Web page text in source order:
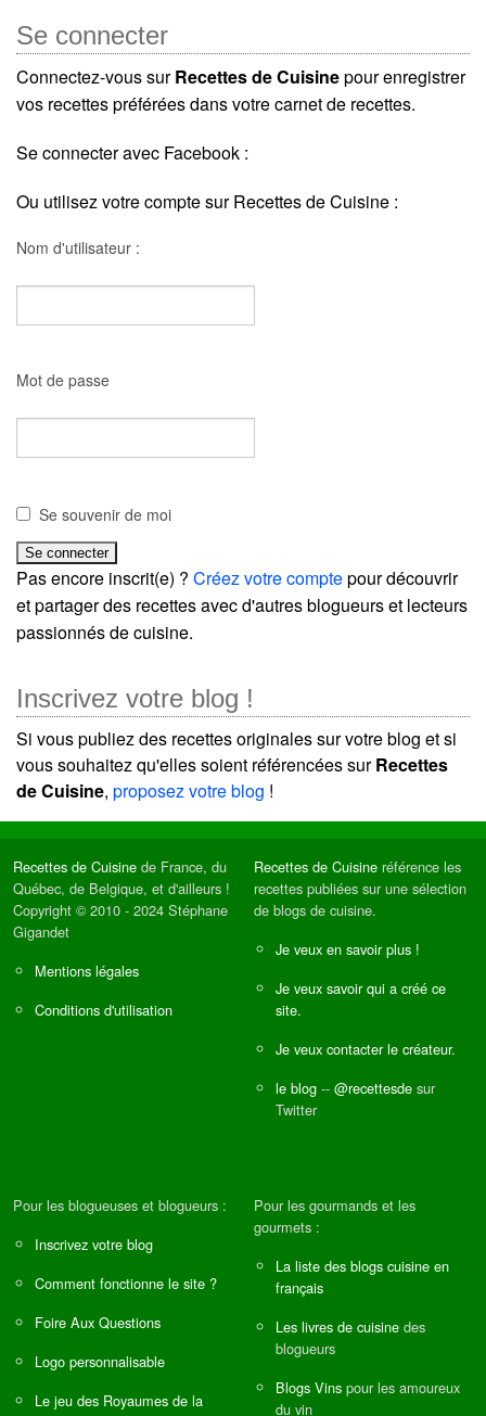
Se connecter
Connectez-vous surRecettes de Cuisinepour enregistrer
vos recettes préférées dans votre carnet de recettes.
Se connecter avec Facebook :
Ou utilisez votre compte sur Recettes de Cuisine :
Nom d'utilisateur :
Mot de passe
Se souvenir de moi
Pas encore inscrit(e) ? Créez votre comptepour découvrir
et partager des recettes avec d'autres blogueurs et lecteurs
passionnés de cuisine.
Inscrivez votre blog !
Si vous publiez des recettes originales sur votre blog et si
vous souhaitez qu'elles soient référencées surRecettes
de Cuisine, proposez votre blog !
Recettes de Cuisine de France, du
Québec, de Belgique, et d'ailleurs !
Copyright © 2010 - 2024 Stéphane
Gigandet
Mentions légales
Conditions d'utilisation
Recettes de Cuisine référence les
recettes publiées sur une sélection
de blogs de cuisine.
Je veux en savoir plus !
Je veux savoir qui a créé ce
site.
Je veux contacter le créateur.
le blog -- @recettesde sur
Twitter
Pour les blogueuses et blogueurs :
Inscrivez votre blog
Comment fonctionne le site ?
Foire Aux Questions
Logo personnalisable
Le jeu des Royaumes de la
Pour les gourmands et les
gourmets :
La liste des blogs cuisine en
français
Les livres de cuisine des
blogueurs
Blogs Vins pour les amoureux
du vin